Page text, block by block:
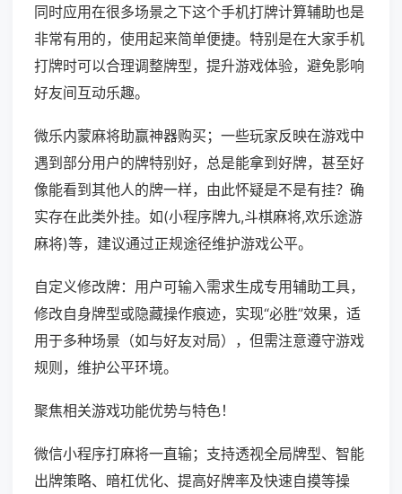
同时应用在很多场景之下这个手机打牌计算辅助也是
非常有用的，使用起来简单便捷。特别是在大家手机
打牌时可以合理调整牌型，提升游戏体验，避免影响
好友间互动乐趣。
微乐内蒙麻将助赢神器购买；一些玩家反映在游戏中
遇到部分用户的牌特别好，总是能拿到好牌，甚至好
像能看到其他人的牌一样，由此怀疑是不是有挂？确
实存在此类外挂。如(小程序牌九,斗棋麻将,欢乐途游
麻将)等，建议通过正规途径维护游戏公平。
自定义修改牌：用户可输入需求生成专用辅助工具，
修改自身牌型或隐藏操作痕迹，实现“必胜”效果，适
用于多种场景（如与好友对局），但需注意遵守游戏
规则，维护公平环境。
聚焦相关游戏功能优势与特色！
微信小程序打麻将一直输；支持透视全局牌型、智能
出牌策略、暗杠优化、提高好牌率及快速自摸等操